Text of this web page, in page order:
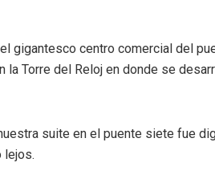
gigantesco centro comercial del
la Torre del Reloj en donde se
suite en el puente siete fue
lejos.